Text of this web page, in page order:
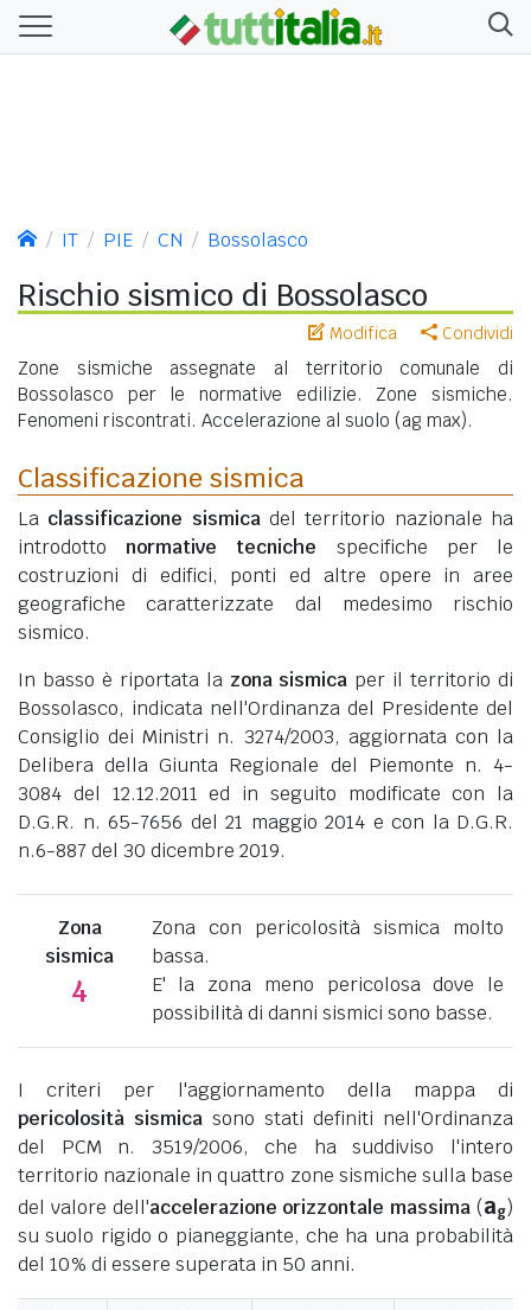
IT PIE CN Bossolasco
Rischio sismico di Bossolasco
Modifica Condividi
Zone sismiche assegnate al territorio comunale di
Bossolasco per le normative edilizie. Zone sismiche.
Fenomeni riscontrati. Accelerazione al suolo (ag max).
Classificazione sismica
La classificazione sismicadel territorio nazionale ha
introdotto normative tecniche specifiche per le
costruzioni di edifici, ponti ed altre opere in aree
geografiche caratterizzate dal medesimo rischio
sismico.
In basso è riportata la zona sismica per il territorio di
Bossolasco, indicata nell'Ordinanza del Presidente del
Consiglio dei Ministri n. 3274/2003, aggiornata con la
Delibera della Giunta Regionale del Piemonte n. 4-
3084 del 12.12.2011 ed in seguito modificate con la
D.G.R. n. 65-7656 del 21 maggio 2014 e con la D.G.R.
n.6-887 del 30 dicembre 2019.
Zona
sismica
4
Zona con pericolosità sismica molto
bassa.
E' la zona meno pericolosa dove le
possibilità di danni sismici sono basse.
I criteri per l'aggiornamento della mappa di
pericolosità sismica sono stati definiti nell'Ordinanza
del PCM n. 3519/2006, che ha suddiviso l'intero
territorio nazionale in quattro zone sismiche sulla base
del valore dell'accelerazione orizzontale massima (ag)
su suolo rigido o pianeggiante, che ha una probabilità
del 10% di essere superata in 50 anni.